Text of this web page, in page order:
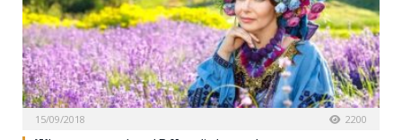
15/09/2018 2200